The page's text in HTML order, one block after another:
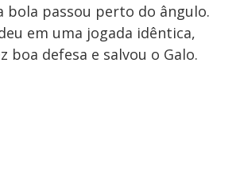
bola passou perto do ângulo.
em uma jogada idêntica,
boa defesa e salvou o Galo.